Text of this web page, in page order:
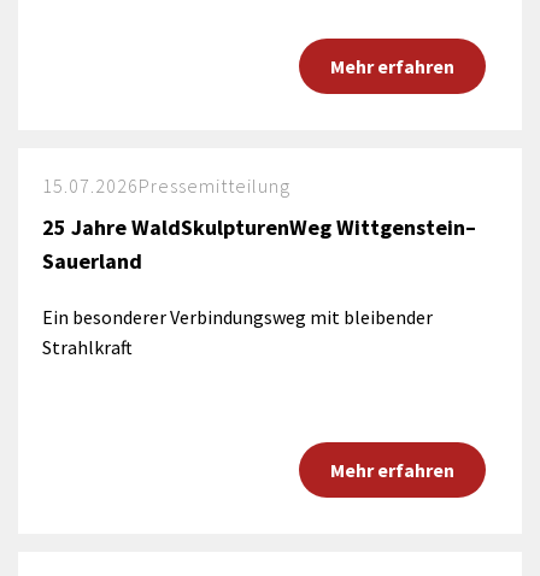
Mehr erfahren
15.07.2026Pressemitteilung
25 Jahre WaldSkulpturenWeg Wittgenstein–
Sauerland
Ein besonderer Verbindungsweg mit bleibender
Strahlkraft
Mehr erfahren